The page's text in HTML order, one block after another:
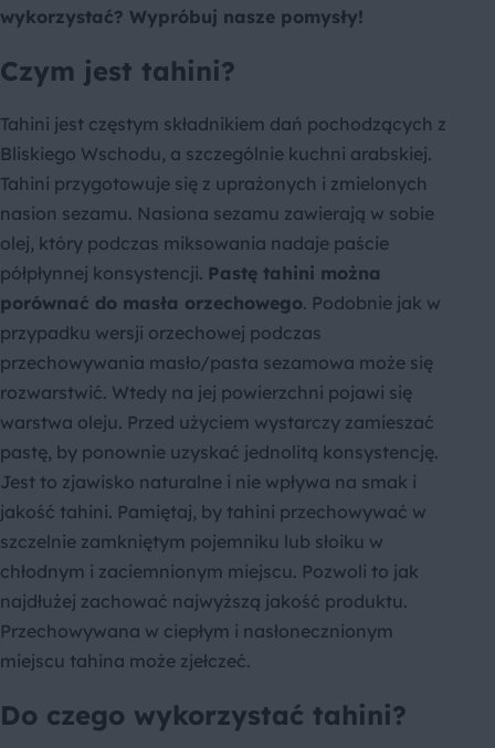
wykorzystać? Wypróbuj nasze pomysły!
Czym jest tahini?
Tahini jest częstym składnikiem dań pochodzących z
Bliskiego Wschodu, a szczególnie kuchni arabskiej.
Tahini przygotowuje się z uprażonych i zmielonych
nasion sezamu. Nasiona sezamu zawierają w sobie
olej, który podczas miksowania nadaje paście
półpłynnej konsystencji. Pastę tahini można
porównać do masła orzechowego. Podobnie jak w
przypadku wersji orzechowej podczas
przechowywania masło/pasta sezamowa może się
rozwarstwić. Wtedy na jej powierzchni pojawi się
warstwa oleju. Przed użyciem wystarczy zamieszać
pastę, by ponownie uzyskać jednolitą konsystencję.
Jest to zjawisko naturalne i nie wpływa na smak i
jakość tahini. Pamiętaj, by tahini przechowywać w
szczelnie zamkniętym pojemniku lub słoiku w
chłodnym i zaciemnionym miejscu. Pozwoli to jak
najdłużej zachować najwyższą jakość produktu.
Przechowywana w ciepłym i nasłonecznionym
miejscu tahina może zjełczeć.
Do czego wykorzystać tahini?